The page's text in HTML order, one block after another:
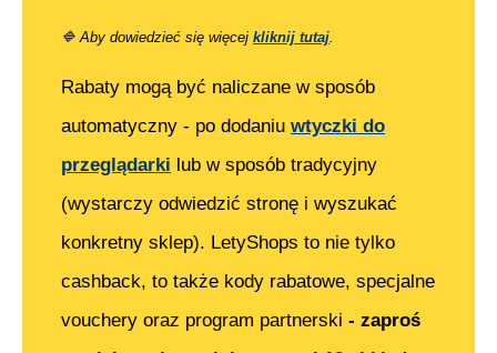
🔷 Aby dowiedzieć się więcej kliknij tutaj
Rabaty mogą być naliczane w sposób
automatyczny - po dodaniu wtyczki do
przeglądarki lub w sposób tradycyjny
(wystarczy odwiedzić stronę i wyszukać
konkretny sklep). LetyShops to nie tylko
cashback, to także kody rabatowe, specjalne
vouchery oraz program partnerski - zaproś